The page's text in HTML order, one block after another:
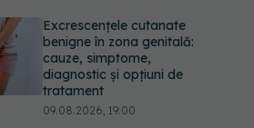
Excrescențele cutanate
benigne în zona genitală:
cauze, simptome,
diagnostic și opțiuni de
tratament
09.08.2026, 19:00